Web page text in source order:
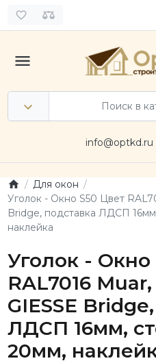
info@optkd.ru
Для окон
Уголок - Окно S50 Цвет
Bridge, подставка ЛДСП
наклейка
Уголок - Окно
RAL7016
GIESSE
ЛДСП 16мм,
20мм,